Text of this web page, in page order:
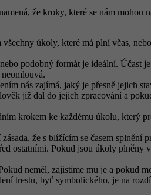
že kroky, které se nám mohou
úkoly, které má plní včas,
podobný formát je ideální. Účast je
nás zajímá, jaký je přesně jejich
již dal do jejich zpracování a
krokem ke každému úkolu, který
že s blížícím se časem splnění
ostatními. Pokud jsou úkoly plněny
neměl, zajistíme mu je a pokud
trestu, byť symbolického, je na